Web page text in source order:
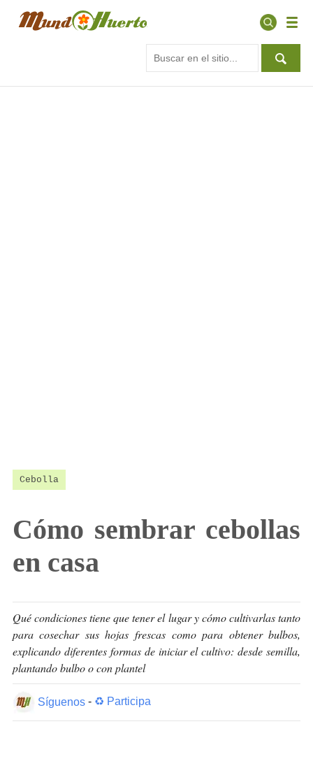
Cebolla
Cómo sembrar cebollas
en casa
Qué condiciones tiene que tener el lugar y cómo cultivarlas tanto
para cosechar sus hojas frescas como para obtener bulbos,
explicando diferentes formas de iniciar el cultivo: desde semilla,
plantando bulbo o con plantel
Síguenos- ♻ Participa